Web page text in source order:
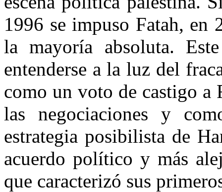
1996 se impuso Fatah, en
la mayoría absoluta.
entenderse a la luz del
como un voto de castigo a
las negociaciones y
estrategia posibilista de
acuerdo político y más
que caracterizó sus